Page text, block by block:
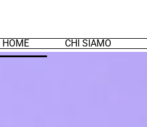
HOME CHI SIAMO